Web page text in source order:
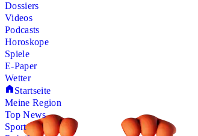
Dossiers
Videos
Podcasts
Horoskope
Spiele
E-Paper
Wetter
Startseite
Meine Region
Top News
Sport